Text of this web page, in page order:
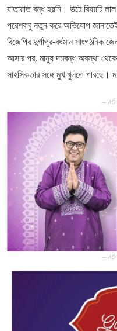
যাতায়াত বন্ধ হয়নি। উল্টে বিষয়টি
পরেশবাবু নতুন করে অভিযোগ
বিজেপির দুর্গাপুর-বর্ধমান সাংগঠনিক
আসার পর, মানুষ দমবন্ধ অবস্থা
সাহসিকতার সঙ্গে মুখ খুলতে পারছে।
—
—